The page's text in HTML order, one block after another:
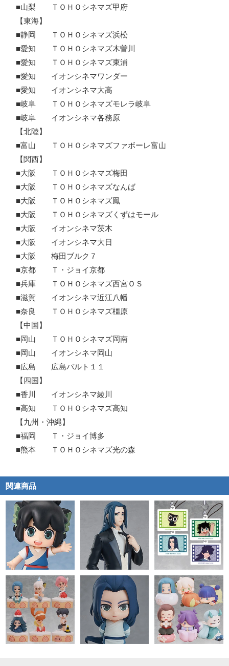
■山梨 ＴＯＨＯシネマズ甲府
【東海】
■静岡 ＴＯＨＯシネマズ浜松
■愛知 ＴＯＨＯシネマズ木曽川
■愛知 ＴＯＨＯシネマズ東浦
■愛知 イオンシネマワンダー
■愛知 イオンシネマ大高
■岐阜 ＴＯＨＯシネマズモレラ岐阜
■岐阜 イオンシネマ各務原
【北陸】
■富山 ＴＯＨＯシネマズファボーレ富山
【関西】
■大阪 ＴＯＨＯシネマズ梅田
■大阪 ＴＯＨＯシネマズなんば
■大阪 ＴＯＨＯシネマズ鳳
■大阪 ＴＯＨＯシネマズくずはモール
■大阪 イオンシネマ茨木
■大阪 イオンシネマ大日
■大阪 梅田ブルク７
■京都 Ｔ・ジョイ京都
■兵庫 ＴＯＨＯシネマズ西宮ＯＳ
■滋賀 イオンシネマ近江八幡
■奈良 ＴＯＨＯシネマズ橿原
【中国】
■岡山 ＴＯＨＯシネマズ岡南
■岡山 イオンシネマ岡山
■広島 広島バルト１１
【四国】
■香川 イオンシネマ綾川
■高知 ＴＯＨＯシネマズ高知
【九州・沖縄】
■福岡 Ｔ・ジョイ博多
■熊本 ＴＯＨＯシネマズ光の森
関連商品